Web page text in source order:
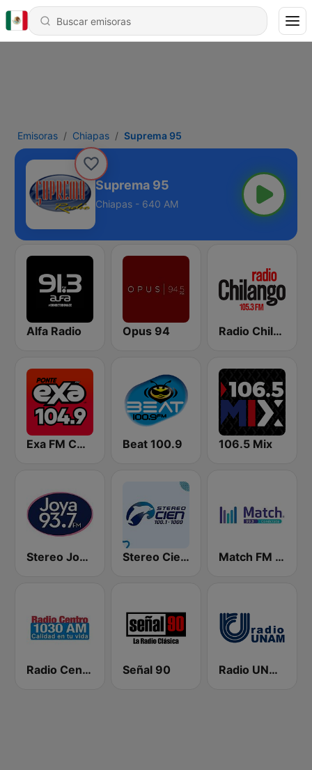
Emisoras Chiapas Suprema 95
Suprema 95
Chiapas - 640 AM
Alfa Radio Opus 94 Radio Chilango 105.3 FM
Exa FM CDMX Beat 100.9 106.5 Mix
Stereo Joya FM Stereo Cien 100.1 FM Match FM 99.3
Radio Centro Señal 90 Radio UNAM 96.1 FM